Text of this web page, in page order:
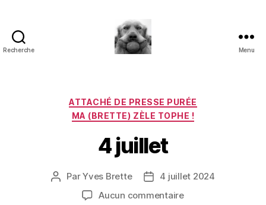
Recherche
paradoxe
en
fleur
Menu
Catégories
ATTACHÉ DE PRESSE PURÉE
MA (BRETTE) ZÈLE TOPHE !
4 juillet
Auteur
ParYves Brette
Date4 juillet 2024
Aucun commentairesur